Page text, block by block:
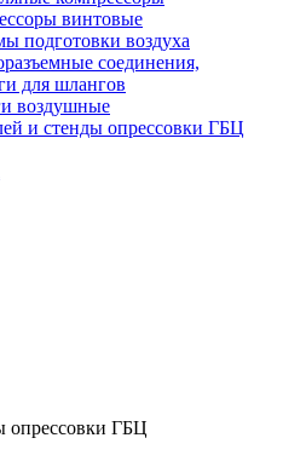
винтовые
подготовки воздуха
соединения,
для шлангов
воздушные
и стенды опрессовки ГБЦ
опрессовки ГБЦ